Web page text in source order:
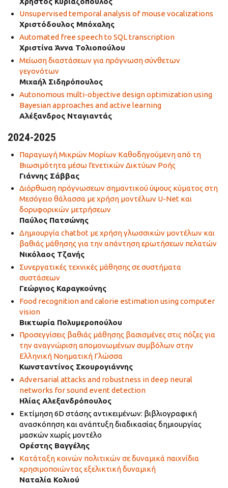
Unsupervised temporal analysis of mouse vocalizations
Χριστόδουλος Μπόχαλης
Automated free speech to SQL transcription
Χριστίνα Άννα Τολιοπούλου
Μείωση διαστάσεων για πρόγνωση σύνθετων
γεγονότων
Μιχαήλ Σιδηρόπουλος
Autonomous multi-objective design optimization using
Bayesian approaches and active learning
Αλέξανδρος Νταγιαντάς
2024-2025
Παραγωγή Μικρών Μορίων Καθοδηγούμενη από τη
Βιωσιμότητα μέσω Γενετικών Δικτύων Ροής
Γιάννης Σάββας
Διόρθωση πρόγνωσεων σημαντικού ύψους κύματος στη
Μεσόγειο θάλασσα με χρήση μοντέλων U-Net και
δορυφορικών μετρήσεων
Παύλος Πατσώνης
Δημιουργία chatbot με χρήση γλωσσικών μοντέλων και
βαθιάς μάθησης για την απάντηση ερωτήσεων πελατών
Νικόλαος Τζανής
Συνεργατικές τεχνικές μάθησης σε συστήματα
συστάσεων
Γεώργιος Καραγκούνης
Food recognition and calorie estimation using computer
vision
Βικτωρία Πολυμεροπούλου
Προσεγγίσεις βαθιάς μάθησης βασισμένες στις πόζες για
την αναγνώριση απομονωμένων συμβόλων στην
Ελληνική Νοηματική Γλώσσα
Κωνσταντίνος Σκουρογιάννης
Adversarial attacks and robustness in deep neural
networks for sound event detection
Ηλίας Αλεξανδρόπουλος
Εκτίμηση 6D στάσης αντικειμένων: βιβλιογραφική
ανασκόπηση και ανάπτυξη διαδικασίας δημιουργίας
μασκών χωρίς μοντέλο
Ορέστης Βαγγέλης
Κατάταξη κοινών πολιτικών σε δυναμικά παιχνίδια
χρησιμοποιώντας εξελικτική δυναμική
Ναταλία Κολιού